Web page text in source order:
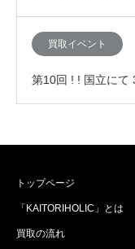
デン、JMウエスト
買取イベント
第10回 ! ! 国立に
トップページ
「KAITORIHOLIC」とは
買取の流れ